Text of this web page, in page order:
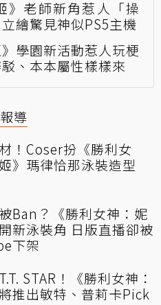
》老師新角惹人「操
繪驚見神似PS5主機
學園新活動惹人玩梗
、本本屬性樣樣來
導
！Coser扮《勝利女
》瑪律恰那泳裝造型
Ban？《勝利女神：妮
新泳裝角 日版直播卻被
下架
STAR！《勝利女神：
推出敏特、普莉卡Pick